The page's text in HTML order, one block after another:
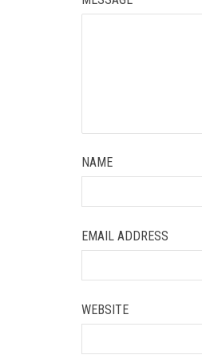
NAME
EMAIL ADDRESS
WEBSITE